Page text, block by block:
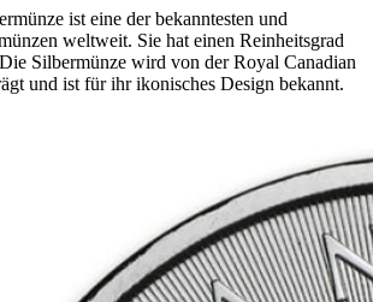
ist eine der bekanntesten und
weltweit. Sie hat einen Reinheitsgrad
Silbermünze wird von der Royal Canadian
und ist für ihr ikonisches Design bekannt.